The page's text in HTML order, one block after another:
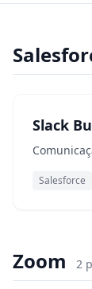
Slack
Salesforce
Zoom 2